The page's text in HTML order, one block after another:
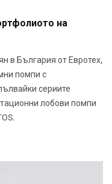
на
в България от Евротех,
помпи с
сериите
лобови помпи